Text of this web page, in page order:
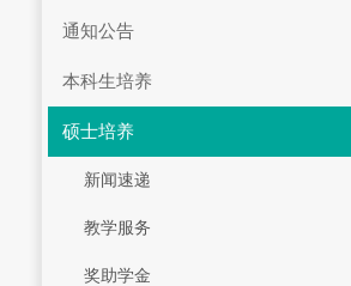
通知公告
本科生培养
硕士培养
新闻速递
教学服务
奖助学金